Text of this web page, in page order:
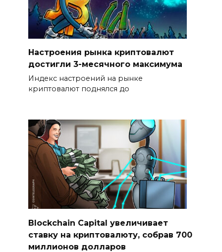
Настроения рынка криптовалют
достигли 3-месячного максимума
Индекс настроений на рынке
криптовалют поднялся до
Blockchain Capital увеличивает
ставку на криптовалюту, собрав 700
миллионов долларов